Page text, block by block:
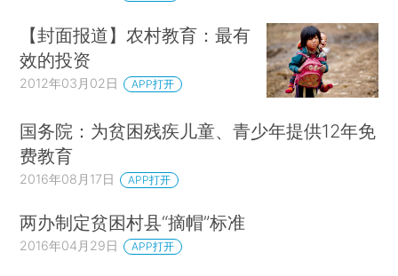
【封面报道】农村教育：最有
效的投资
2012年03月02日 APP打开
国务院：为贫困残疾儿童、青少年提供12年免
费教育
2016年08月17日 APP打开
两办制定贫困村县“摘帽”标准
2016年04月29日 APP打开